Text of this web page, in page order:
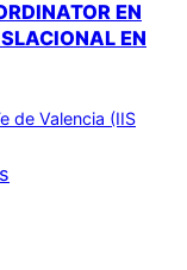
EN
EN
de Valencia (IIS